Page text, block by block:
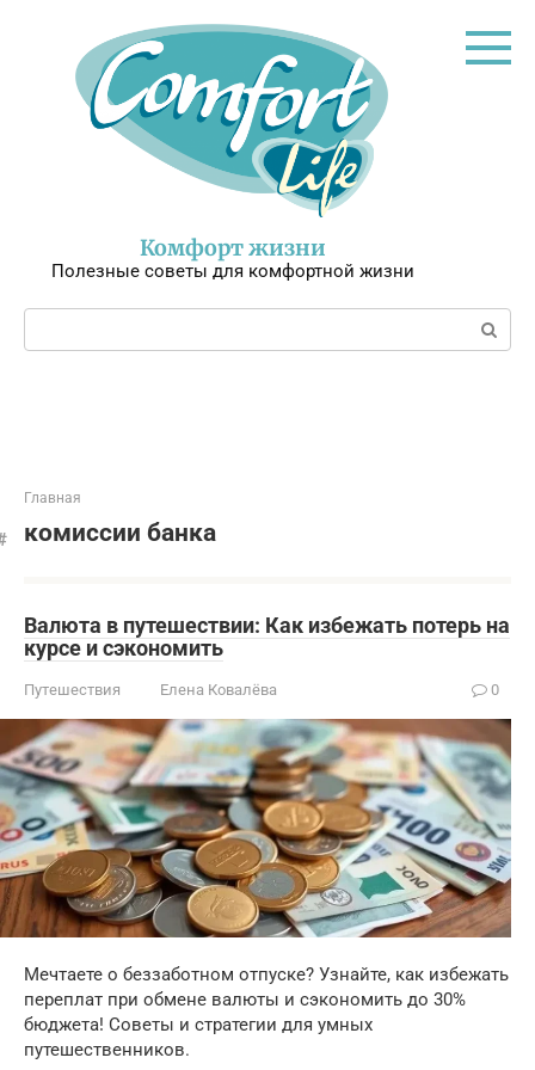
Комфорт жизни
Полезные советы для комфортной жизни
Поиск:
Главная
комиссии банка
Валюта в путешествии: Как избежать потерь на
курсе и сэкономить
Путешествия Елена Ковалёва 0
Мечтаете о беззаботном отпуске? Узнайте, как избежать
переплат при обмене валюты и сэкономить до 30%
бюджета! Советы и стратегии для умных
путешественников.